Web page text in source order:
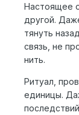
Настоящее
другой.
тянуть
связь, не
нить.
Ритуал,
единицы.